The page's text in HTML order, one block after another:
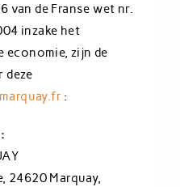
van de Franse wet nr.
inzake het
economie, zijn de
deze
:
24620 Marquay,